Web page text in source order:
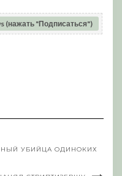
(нажать "Подписаться")
УБИЙЦА ОДИНОКИХ